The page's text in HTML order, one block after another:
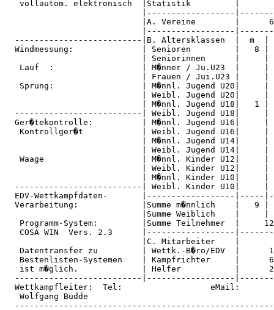
vollautom. elektronisch  |Statistik         |
|------------------
|A. Vereine        |
|------------------
--------------------------|B. Altersklassen  |  m  |
Windmessung:              | Senioren         |   8 |
| Seniorinnen      |     |
Lauf  :                  | M�nner / Ju.U23  |     |
| Frauen / Jui.U23 |     |
Sprung:                  | M�nnl. Jugend U20|     |
| Weibl. Jugend U20|     |
| M�nnl. Jugend U18|   1 |
--------------------------| Weibl. Jugend U18|     |
Ger�tekontrolle:          | M�nnl. Jugend U16|     |
Kontrollger�t            | Weibl. Jugend U16|     |
| M�nnl. Jugend U14|     |
| Weibl. Jugend U14|     |
Waage                    | M�nnl. Kinder U12|     |
| Weibl. Kinder U12|     |
| M�nnl. Kinder U10|     |
--------------------------| Weibl. Kinder U10|     |
EDV-Wettkampfdaten-       |------------------|-----
Verarbeitung:             |Summe m�nnlich    |   9 |
|Summe Weiblich    |     |
Programm-System:         |Summe Teilnehmer  |
COSA WIN  Vers. 2.3      |------------------
|C. Mitarbeiter    |
Datentransfer zu         | Wettk.-B�ro/EDV  |
Bestenlisten-Systemen    | Kampfrichter     |
ist m�glich.             | Helfer           |
--------------------------|------------------
Wettkampfleiter:  Tel:
Wolfgang